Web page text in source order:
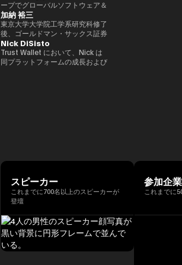
資産の可能性を明確に見据えた
Yat氏は、Animoca Brandsをブ
ロックチェーン、ゲーム、NFT、
そしてオープン・メタバース分野
におけるリーダー的地位へと迅速
に導きました。Animoca Brands
はNFTを中心とした複数の子会社
Entrepreneur of the Year」、さ
らにCointelegraphによる「ブロ
ックチェーン業界で注目すべき
100人」の一人にも選ばれていま
す。 また、Yat氏はクラシック音
楽の正式な訓練を受けた音楽家で
もあり、BAFTA（英国映画テレ
ビ芸術アカデミー）のアドバイザ
リーボードメンバー、ならびに
Asian Youth Orchestraの理事も
れている。 ターピンは2015年に
「ビットコイン四季モデル
（Four Seasons of Bitcoin）」
を開発した人物でもあり、2024
年に Skyhorse Publishing から
刊行された著書『Bitcoin
Supercycle』は高い評価を受
明期におけるマーケティングの先
駆者として、The Motley Fool、
America Online Greenhouse、
Earthlink の立ち上げをはじめ、
数十に及ぶ著名なインターネット
ブランドの成長に関与した。 学
歴としては、ニューヨーク州立大
学バッファロー校にてクリエイテ
ィブ・ライティングの修士号を取
得。シラキュース大学にて二つの
（バーゼル規制担当）、国際局企
画役等を歴任。財務省では国際機
構課企画官として国際金融
（FATF、FSB等）を担当。 一橋
大学法学部卒業。ハーバード大学
でComputer Science for AIを履
修。
経済・金融関係のさらなる強化に
取り組んでいます。 中央銀行、
銀行監督当局、ならびに欧州中央
銀行（ECB）や欧州投資銀行
（EIB）を含む国際金融機関にお
いて15年以上の経験を有し、金
融規制、ガバナンス、コンプライ
2022年 ソニー銀行入社、現在は
ソニー銀行 DX事業企画部長とし
てweb3関連の新規事業企画を推
進。
ィング業務に従事。 その後、株
式会社松尾研究所に参画し、機械
学習プロジェクトの企画から
PoC、開発を一貫して担当。
2022年より同社取締役に就任、
また生成AIに特化したVCファン
ドを新設。
ープでグローバルソフトウェア＆
マネージドサービスビジネスを率
いています。彼は、戦略的な
Microsoft Cloud Solution
Provider（CSP）プログラムを推
進し、Microsoftと連携して関連
するサービスソリューション全体
主要なインターネット企業とのレ
ノボのパートナーシップをグロー
バルにリードしてきました。ま
た、戦略的なAR/VRパートナー
シップも推進しました。
Terence Ngは、ソニーエレクト
ロニクス、ヒューレット・パッカ
ード、Navteq Corporation、ノ
キアなどの主要なテクノロジーブ
ランドで、マーケティング、製品
加納 裕三
東京大学大学院工学系研究科修了
後、ゴールドマン・サックス証券
株式会社等を経て、2014年に株
式会社bitFlyerを共同創業。
bitFlyer創業以降、暗号資産の国
産等取引業協会：JVCEA）を発
起人として設立。内閣官房主催の
官民データ活用推進基本計画実行
委員会にも有識者として出席。
現在、株式会社bitFlyer
Holdings代表取締役CEO、株式
会社bitFlyer 代表取締役、株式会
社bitFlyer Blockchain代表取締
役、bitFlyer USA, Inc.の
Director、株式会社Custodiem
Nick DiSisto
Trust Wallet において、Nick は
同プラットフォームの成長および
使いやすく、安全で、スケーラブ
ルなものにすることを目的として
いる。 Nick は、プロダクト、セ
キュリティ、エンジニアリング、
マーケティングといった各部門と
密接に連携しながら、ユーザー体
験とブロックチェーン技術の交差
点におけるイノベーションを推進
している。 「コードを現実世界
の価値へと変換する」ことに重点
スピーカー
これまでに700名以上のスピーカーが
登壇
参加企業
これまでに